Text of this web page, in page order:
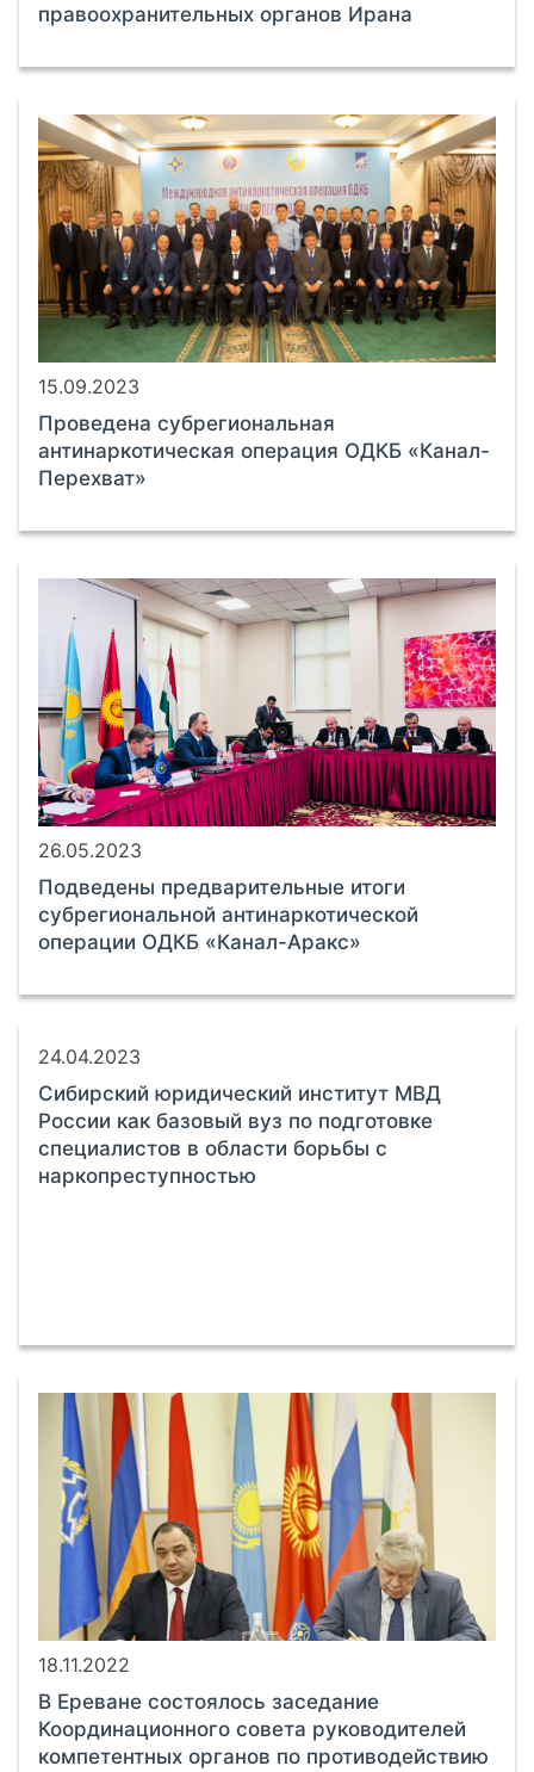
правоохранительных органов Ирана
15.09.2023
Проведена субрегиональная
антинаркотическая операция ОДКБ «Канал-
Перехват»
26.05.2023
Подведены предварительные итоги
субрегиональной антинаркотической
операции ОДКБ «Канал-Аракс»
24.04.2023
Сибирский юридический институт МВД
России как базовый вуз по подготовке
специалистов в области борьбы с
наркопреступностью
18.11.2022
В Ереване состоялось заседание
Координационного совета руководителей
компетентных органов по противодействию